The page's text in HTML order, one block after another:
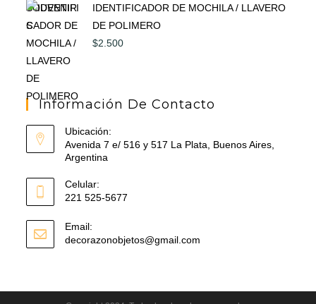
IDENTIFICADOR DE MOCHILA / LLAVERO
DE POLIMERO
$2.500
Información De Contacto
Ubicación:
Avenida 7 e/ 516 y 517 La Plata, Buenos Aires,
Argentina
Celular:
221 525-5677
Email:
decorazonobjetos@gmail.com
aplicación